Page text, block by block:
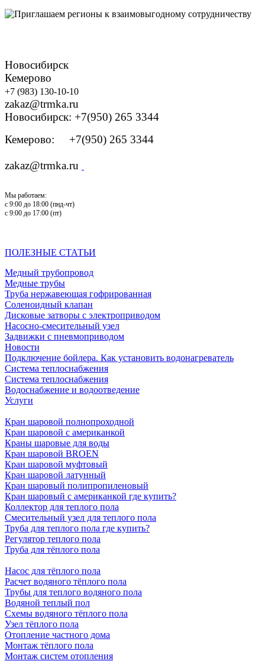
Новосибирск
Кемерово
+7 (983) 130-10-10
zakaz@trmka.ru
Новосибирск: +7(950) 265 3344
Кемерово: +7(950) 265 3344
zakaz@trmka.ru
Мы работаем:
с 9:00 до 18:00 (пнд-чт)
с 9:00 до 17:00 (пт)
ПОЛЕЗНЫЕ СТАТЬИ
Медный трубопровод
Медные трубы
Труба нержавеющая гофрированная
Соленоидный клапан
Дисковые затворы с электроприводом
Насосно-смесительный узел
Задвижки с пневмоприводом
Новости
Подключение бойлера. Как установить водонагреватель
Система теплоснабжения
Система теплоснабжения
Водоснабжение и водоотведение
Услуги
Кран шаровой полнопроходной
Кран шаровой с американкой
Краны шаровые для воды
Кран шаровой BROEN
Кран шаровой муфтовый
Кран шаровой латунный
Кран шаровый полипропиленовый
Кран шаровый с американкой где купить?
Коллектор для теплого пола
Смесительный узел для теплого пола
Труба для теплого пола где купить?
Регулятор теплого пола
Труба для тёплого пола
Насос для тёплого пола
Расчет водяного тёплого пола
Трубы для теплого водяного пола
Водяной теплый пол
Схемы водяного тёплого пола
Узел тёплого пола
Отопление частного дома
Монтаж тёплого пола
Монтаж систем отопления